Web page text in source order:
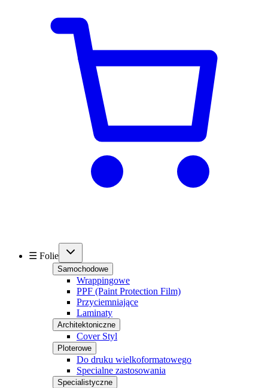
☰ Folie
Samochodowe
Wrappingowe
PPF (Paint Protection Film)
Przyciemniające
Laminaty
Architektoniczne
Cover Styl
Ploterowe
Do druku wielkoformatowego
Specialne zastosowania
Specialistyczne